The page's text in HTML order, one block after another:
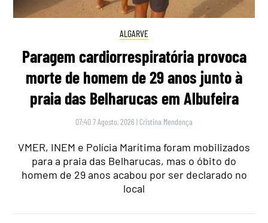
ALGARVE
Paragem cardiorrespiratória provoca
morte de homem de 29 anos junto à
praia das Belharucas em Albufeira
07:40 7 Agosto, 2026 | Cristina Mendonça
VMER, INEM e Polícia Marítima foram mobilizados
para a praia das Belharucas, mas o óbito do
homem de 29 anos acabou por ser declarado no
local